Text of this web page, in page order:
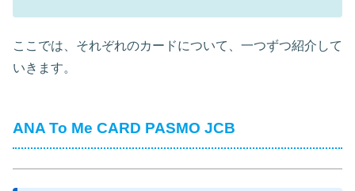
ここでは、それぞれのカードについて、一つずつ紹介して
いきます。
ANA To Me CARD PASMO JCB